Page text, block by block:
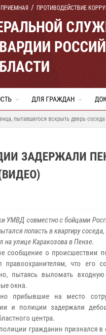
ПРОТИВОДЕЙСТВИЕ
ДЛЯ ГРАЖДАН
пытавшегося вскрыть дверь
ЗАДЕРЖАЛИ
УМВД совместно с бойцами
попасть в квартиру
на улице Каракозова в Пензе.
сообщение о происшествии
правоохранителям, что его
пытаясь выломать
окна.
прибывшие на место
и полиции задержали
центра.
гражданин признался